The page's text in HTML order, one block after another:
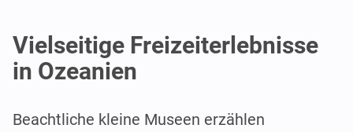
Vielseitige Freizeiterlebnisse
in Ozeanien
Beachtliche kleine Museen erzählen